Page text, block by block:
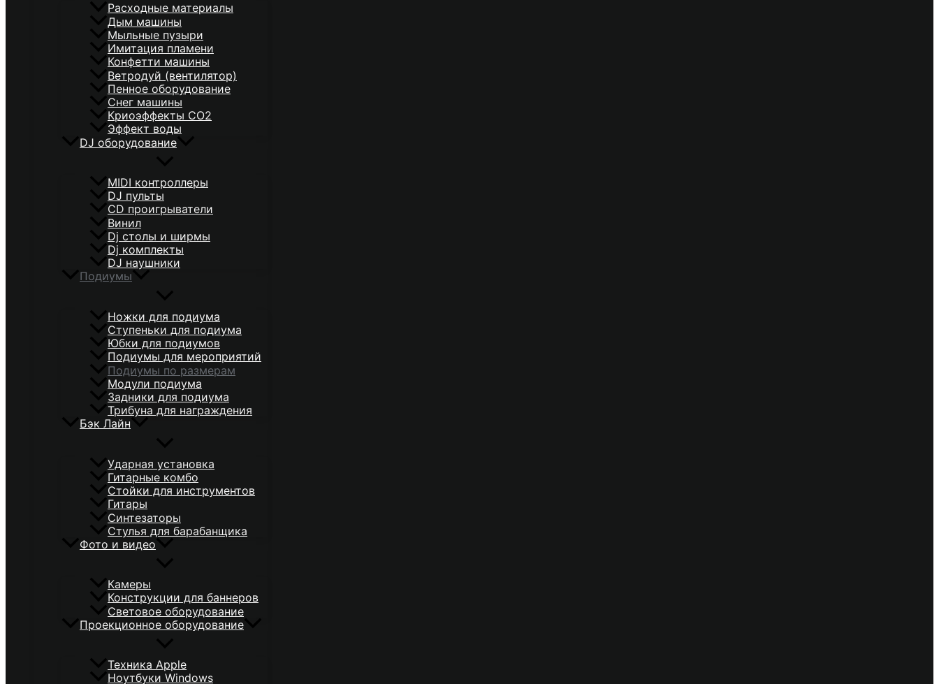
Расходные материалы
Дым машины
Мыльные пузыри
Имитация пламени
Конфетти машины
Ветродуй (вентилятор)
Пенное оборудование
Снег машины
Криоэффекты CO2
Эффект воды
DJ оборудование
MIDI контроллеры
DJ пульты
CD проигрыватели
Винил
Dj столы и ширмы
Dj комплекты
DJ наушники
Подиумы
Ножки для подиума
Ступеньки для подиума
Юбки для подиумов
Подиумы для мероприятий
Подиумы по размерам
Модули подиума
Задники для подиума
Трибуна для награждения
Бэк Лайн
Ударная установка
Гитарные комбо
Стойки для инструментов
Гитары
Синтезаторы
Стулья для барабанщика
Фото и видео
Камеры
Конструкции для баннеров
Световое оборудование
Проекционное оборудование
Техника Apple
Ноутбуки Windows